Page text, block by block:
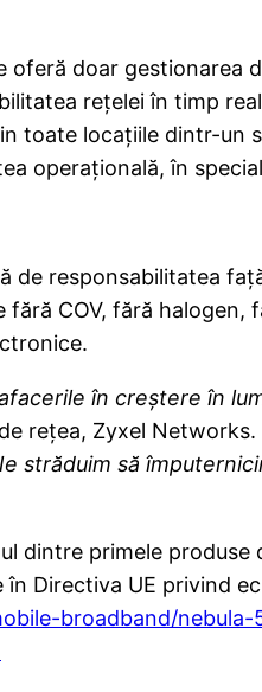
doar gestionarea
rețelei în timp
toate locațiile dintr-un
operațională, în
responsabilitatea
COV, fără
în creștere în
rețea, Zyxel Networks.
străduim să
dintre primele
Directiva UE privind
broadband/